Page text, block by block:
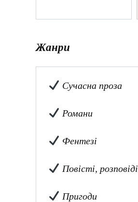
Жанри
Сучасна проза
Романи
Фентезі
Повісті, розповіді
Пригоди